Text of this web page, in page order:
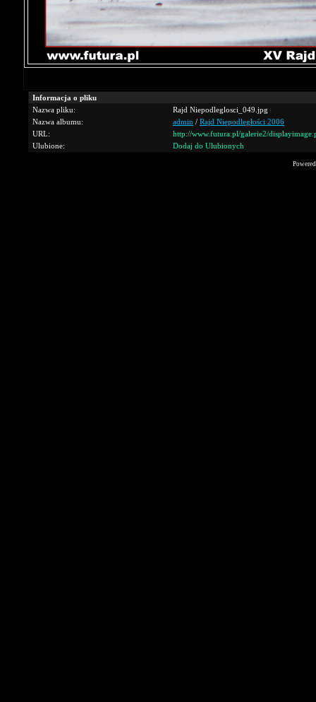
Informacja o pliku
Nazwa pliku:
Rajd Niepodleglosci_049.jpg
Nazwa albumu:
admin / Rajd Niepodległości 2006
URL:
http://www.futura.pl/galerie2/
Ulubione:
Dodaj do Ulubionych